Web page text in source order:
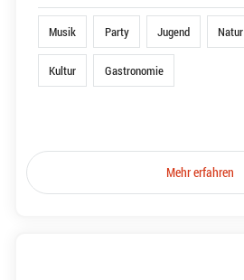
Musik Party Jugend Natur
Kultur Gastronomie
Mehr erfahren